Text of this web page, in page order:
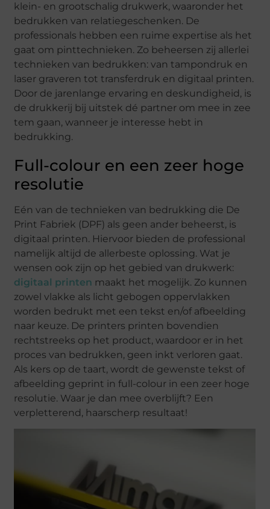
klein- en grootschalig drukwerk, waaronder het
bedrukken van relatiegeschenken. De
professionals hebben een ruime expertise als het
gaat om pinttechnieken. Zo beheersen zij allerlei
technieken van bedrukken: van tampondruk en
laser graveren tot transferdruk en digitaal printen.
Door de jarenlange ervaring en deskundigheid, is
de drukkerij bij uitstek dé partner om mee in zee
tem gaan, wanneer je interesse hebt in
bedrukking.
Full-colour en een zeer hoge
resolutie
Eén van de technieken van bedrukking die De
Print Fabriek (DPF) als geen ander beheerst, is
digitaal printen. Hiervoor bieden de professional
namelijk altijd de allerbeste oplossing. Wat je
wensen ook zijn op het gebied van drukwerk:
digitaal printen maakt het mogelijk. Zo kunnen
zowel vlakke als licht gebogen oppervlakken
worden bedrukt met een tekst en/of afbeelding
naar keuze. De printers printen bovendien
rechtstreeks op het product, waardoor er in het
proces van bedrukken, geen inkt verloren gaat.
Als kers op de taart, wordt de gewenste tekst of
afbeelding geprint in full-colour in een zeer hoge
resolutie. Waar je dan mee overblijft? Een
verpletterend, haarscherp resultaat!